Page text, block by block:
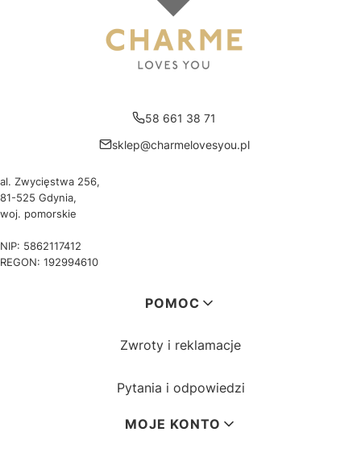
58 661 38 71
sklep@charmelovesyou.pl
al. Zwycięstwa 256,
81-525 Gdynia,
woj. pomorskie
NIP: 5862117412
REGON: 192994610
POMOC
Zwroty i reklamacje
Pytania i odpowiedzi
MOJE KONTO